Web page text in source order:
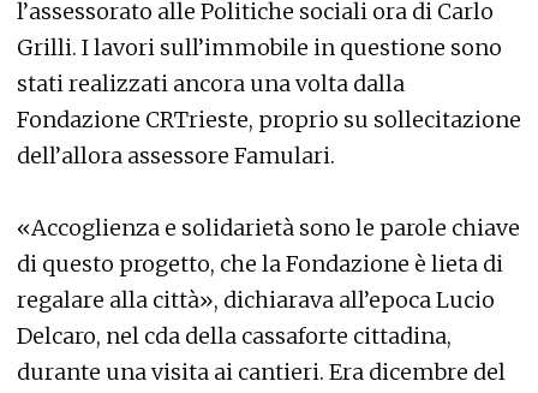
l’assessorato alle Politiche sociali ora di Carlo
Grilli. I lavori sull’immobile in questione sono
stati realizzati ancora una volta dalla
Fondazione CRTrieste, proprio su sollecitazione
dell’allora assessore Famulari.
«Accoglienza e solidarietà sono le parole chiave
di questo progetto, che la Fondazione è lieta di
regalare alla città», dichiarava all’epoca Lucio
Delcaro, nel cda della cassaforte cittadina,
durante una visita ai cantieri. Era dicembre del